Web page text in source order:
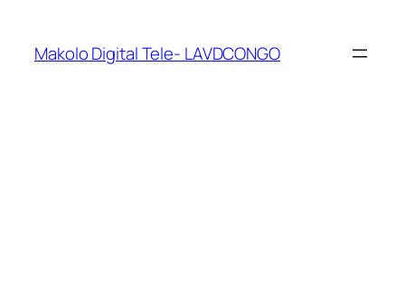
Makolo Digital Tele- LAVDCONGO